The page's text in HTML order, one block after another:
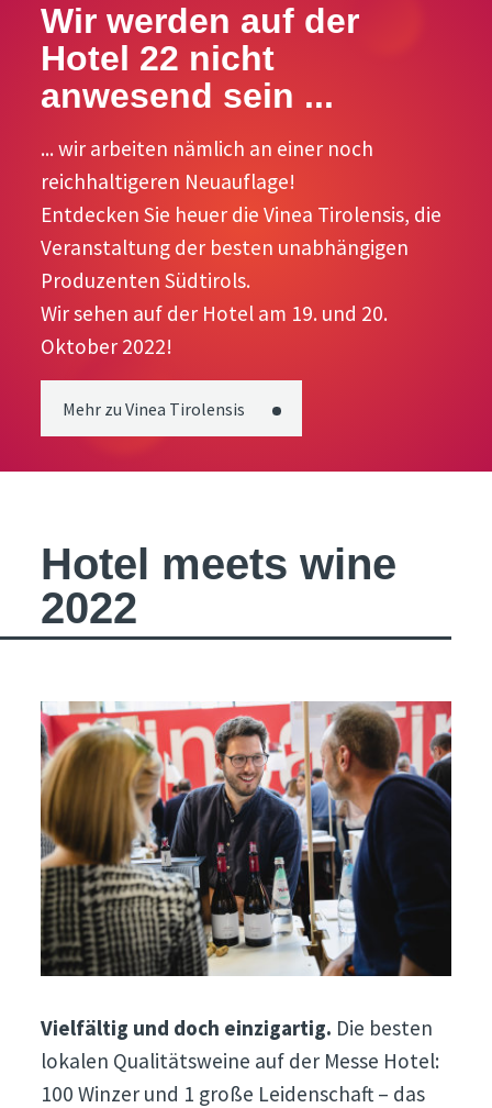
Wir werden auf der
Hotel 22 nicht
anwesend sein ...
... wir arbeiten nämlich an einer noch
reichhaltigeren Neuauflage!
Entdecken Sie heuer die Vinea Tirolensis, die
Veranstaltung der besten unabhängigen
Produzenten Südtirols.
Wir sehen auf der Hotel am 19. und 20.
Oktober 2022!
Mehr zu Vinea Tirolensis
Hotel meets wine
2022
Vielfältig und doch einzigartig. Die besten
lokalen Qualitätsweine auf der Messe Hotel:
100 Winzer und 1 große Leidenschaft – das